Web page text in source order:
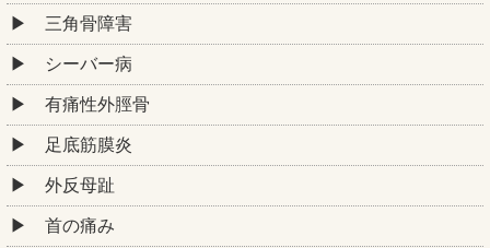
三角骨障害
シーバー病
有痛性外脛骨
足底筋膜炎
外反母趾
首の痛み